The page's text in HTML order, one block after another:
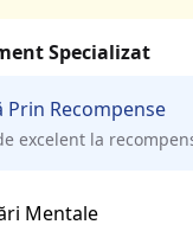
Specializat
Prin Recompense
excelent la
Mentale